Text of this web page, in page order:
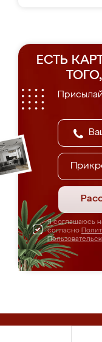
ЕСТЬ
Я соглашаюсь
согласно